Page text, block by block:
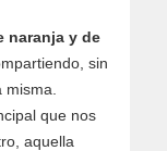
naranja y de
sin
que nos
aquella